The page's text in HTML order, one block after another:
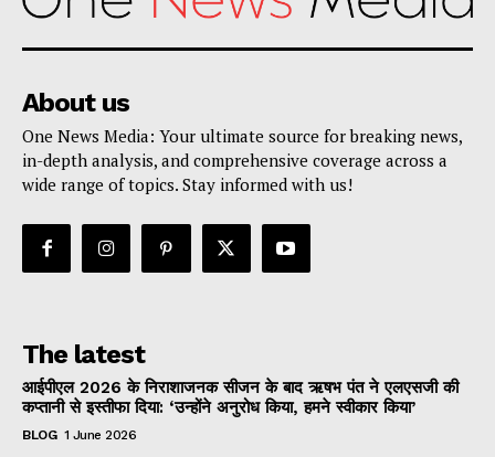
About us
One News Media: Your ultimate source for breaking news,
in-depth analysis, and comprehensive coverage across a
wide range of topics. Stay informed with us!
The latest
आईपीएल 2026 के निराशाजनक सीजन के बाद ऋषभ पंत ने एलएसजी की
कप्तानी से इस्तीफा दिया: ‘उन्होंने अनुरोध किया, हमने स्वीकार किया’
BLOG 1 June 2026